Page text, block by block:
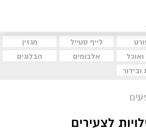
לייף סטייל
מגזין
אלבומים
הבלוגים
לצעירים